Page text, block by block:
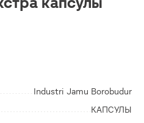
Industri Jamu Borobudur
КАПСУЛЫ